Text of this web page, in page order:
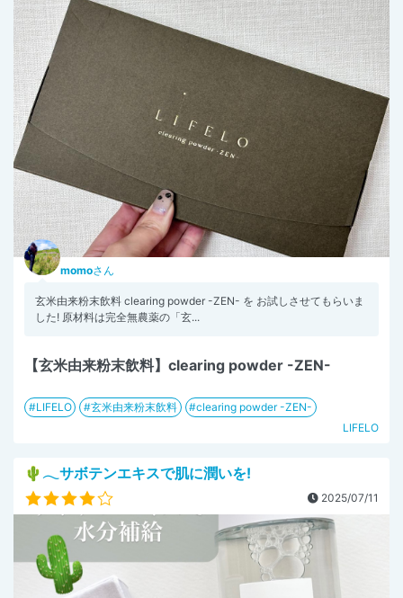
momoさん
玄米由来粉末飲料 clearing powder -ZEN- を お試しさせてもらいま
した! 原材料は完全無農薬の「玄...
【玄米由来粉末飲料】clearing powder -ZEN-
LIFELO 玄米由来粉末飲料
clearing powder -ZEN-
LIFELO
🌵𓂃サボテンエキスで肌に潤いを!
2025/07/11